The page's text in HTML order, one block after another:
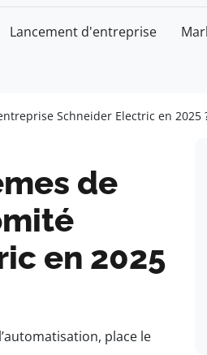
Lancement d'entreprise
Schneider Electric en 2025
de
en 2025
place le